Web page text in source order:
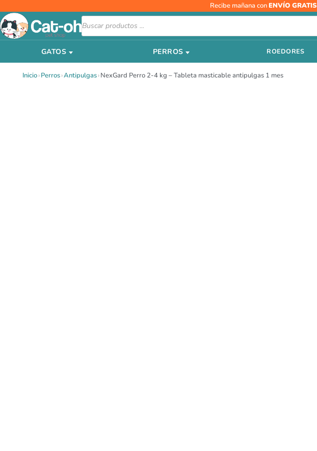
al
contenido
Recibe mañana conENVÍO GRATIS
Búsqueda
de
productos
GATOS PERROS ROEDORES
Inicio›Perros›Antipulgas›NexGard Perro 2-4 kg – Tableta masticable antipulgas 1 mes